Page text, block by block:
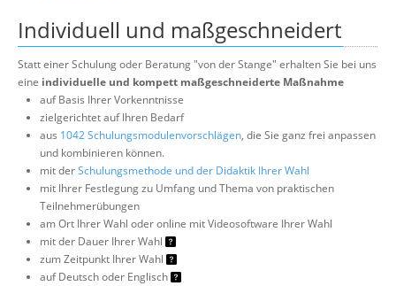
Individuell und maßgeschneidert
Statt einer Schulung oder Beratung "von der Stange" erhalten Sie bei uns
eine individuelle und kompett maßgeschneiderte Maßnahme
auf Basis Ihrer Vorkenntnisse
zielgerichtet auf Ihren Bedarf
aus 1042 Schulungsmodulenvorschlägen, die Sie ganz frei anpassen
und kombinieren können.
mit derSchulungsmethode und der Didaktik Ihrer Wahl
mit Ihrer Festlegung zu Umfang und Thema von praktischen
Teilnehmerübungen
am Ort Ihrer Wahl oder online mit Videosoftware Ihrer Wahl
mit der Dauer Ihrer Wahl
zum Zeitpunkt Ihrer Wahl
auf Deutsch oder Englisch